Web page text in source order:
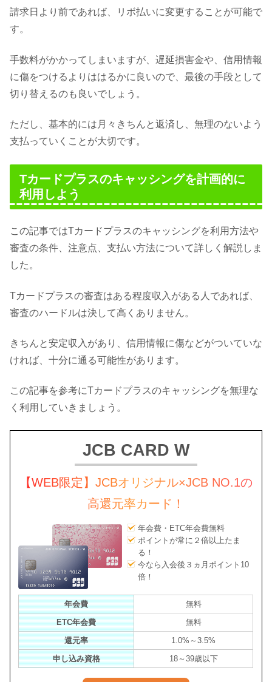
請求日より前であれば、リボ払いに変更することが可能で
す。
手数料がかかってしまいますが、遅延損害金や、信用情報
に傷をつけるよりははるかに良いので、最後の手段として
切り替えるのも良いでしょう。
ただし、基本的には月々きちんと返済し、無理のないよう
支払っていくことが大切です。
Tカードプラスのキャッシングを計画的に
利用しよう
この記事ではTカードプラスのキャッシングを利用方法や
審査の条件、注意点、支払い方法について詳しく解説しま
した。
Tカードプラスの審査はある程度収入がある人であれば、
審査のハードルは決して高くありません。
きちんと安定収入があり、信用情報に傷などがついていな
ければ、十分に通る可能性があります。
この記事を参考にTカードプラスのキャッシングを無理な
く利用していきましょう。
JCB CARD W
【WEB限定】JCBオリジナル×JCB NO.1の
高還元率カード！
年会費・ETC年会費無料
ポイントが常に２倍以上たま
る！
今なら入会後３ヵ月ポイント10
倍！
年会費
無料
ETC年会費
無料
還元率
1.0%～3.5%
申し込み資格
18～39歳以下